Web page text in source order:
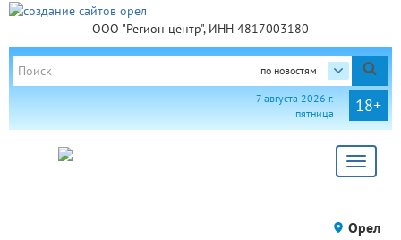
ООО "Регион центр", ИНН 4817003180
по новостям
18+
7 августа 2026 г.
пятница
Toggle
Орел